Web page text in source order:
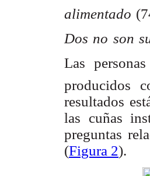
alimentado 
Dos no son
Las
producidos
resultados
las cuñas
preguntas
(Figura 2).